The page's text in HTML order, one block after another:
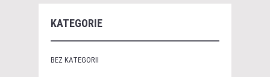
KATEGORIE
BEZ KATEGORII